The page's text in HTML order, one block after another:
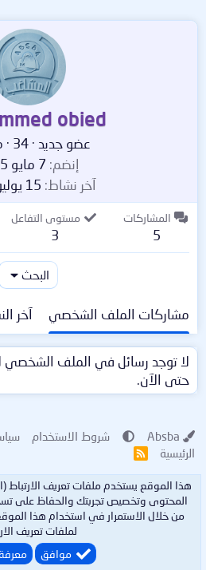
obied
عضو جديد ·
·
إنضم 7 مايو 2025
آخر نشاط 15 يوليو 2026
المشاركات
5
مستوى التفاعل
3
البحث
مشاركات الملف الشخصي آخر
حتى الآن.
شروط الاستخدام
الرئيسية
R
هذا الموقع يستخدم ملفات تعريف
المحتوى وتخصيص تجربتك والحفاظ على
من خلال الاستمرار في استخدام هذا
لملفات تعريف
موافق